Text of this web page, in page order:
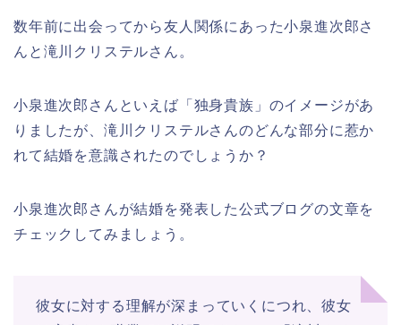
数年前に出会ってから友人関係にあった小泉進次郎さ
んと滝川クリステルさん。
小泉進次郎さんといえば「独身貴族」のイメージがあ
りましたが、滝川クリステルさんのどんな部分に惹か
れて結婚を意識されたのでしょうか？
小泉進次郎さんが結婚を発表した公式ブログの文章を
チェックしてみましょう。
彼女に対する理解が深まっていくにつれ、彼女